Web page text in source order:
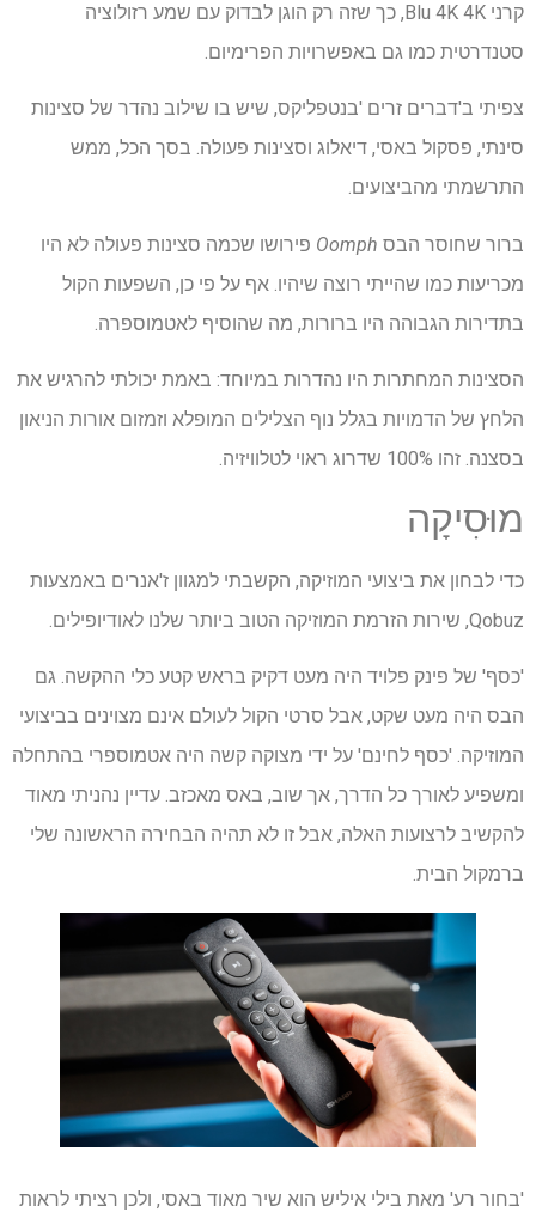
קרני Blu 4K 4K, כך שזה רק הוגן לבדוק עם שמע רזולוציה
סטנדרטית כמו גם באפשרויות הפרימיום.
צפיתי ב'דברים זרים 'בנטפליקס, שיש בו שילוב נהדר של סצינות
סינתי, פסקול באסי, דיאלוג וסצינות פעולה. בסך הכל, ממש
התרשמתי מהביצועים.
ברור שחוסר הבס Oomph פירושו שכמה סצינות פעולה לא היו
מכריעות כמו שהייתי רוצה שיהיו. אף על פי כן, השפעות הקול
בתדירות הגבוהה היו ברורות, מה שהוסיף לאטמוספרה.
הסצינות המחתרות היו נהדרות במיוחד: באמת יכולתי להרגיש את
הלחץ של הדמויות בגלל נוף הצלילים המופלא וזמזום אורות הניאון
בסצנה. זהו 100% שדרוג ראוי לטלוויזיה.
מוּסִיקָה
כדי לבחון את ביצועי המוזיקה, הקשבתי למגוון ז'אנרים באמצעות
Qobuz, שירות הזרמת המוזיקה הטוב ביותר שלנו לאודיופילים.
'כסף' של פינק פלויד היה מעט דקיק בראש קטע כלי ההקשה. גם
הבס היה מעט שקט, אבל סרטי הקול לעולם אינם מצוינים בביצועי
המוזיקה. 'כסף לחינם' על ידי מצוקה קשה היה אטמוספרי בהתחלה
ומשפיע לאורך כל הדרך, אך שוב, באס מאכזב. עדיין נהניתי מאוד
להקשיב לרצועות האלה, אבל זו לא תהיה הבחירה הראשונה שלי
ברמקול הבית.
'בחור רע' מאת בילי איליש הוא שיר מאוד באסי, ולכן רציתי לראות